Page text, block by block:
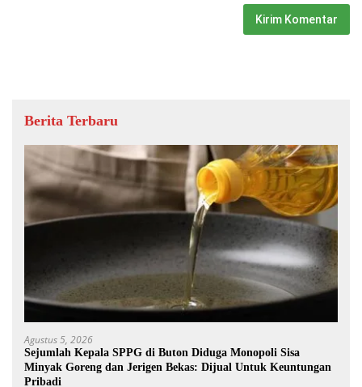
Berita Terbaru
Agustus 5, 2026
Sejumlah Kepala SPPG di Buton Diduga Monopoli Sisa
Minyak Goreng dan Jerigen Bekas: Dijual Untuk Keuntungan
Pribadi